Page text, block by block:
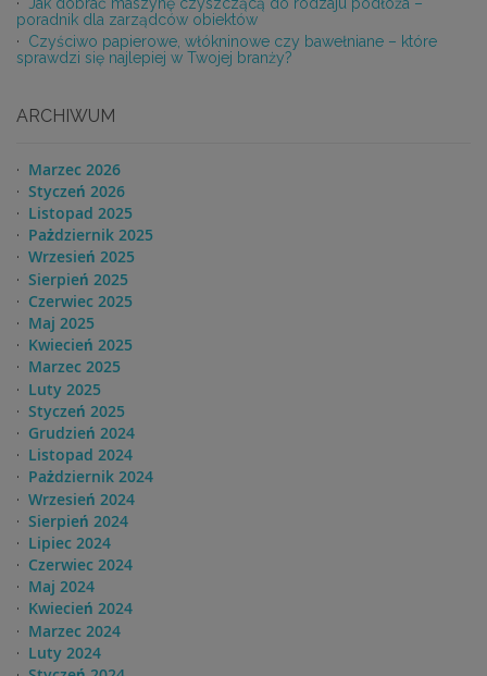
Jak dobrać maszynę czyszczącą do rodzaju podłoża –
poradnik dla zarządców obiektów
Czyściwo papierowe, włókninowe czy bawełniane – które
sprawdzi się najlepiej w Twojej branży?
ARCHIWUM
Marzec 2026
Styczeń 2026
Listopad 2025
Pażdziernik 2025
Wrzesień 2025
Sierpień 2025
Czerwiec 2025
Maj 2025
Kwiecień 2025
Marzec 2025
Luty 2025
Styczeń 2025
Grudzień 2024
Listopad 2024
Pażdziernik 2024
Wrzesień 2024
Sierpień 2024
Lipiec 2024
Czerwiec 2024
Maj 2024
Kwiecień 2024
Marzec 2024
Luty 2024